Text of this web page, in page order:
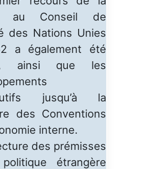
au Conseil de
des Nations Unies
a également été
ainsi que les
jusqu’à la
des Conventions
interne.
des prémisses
étrangère